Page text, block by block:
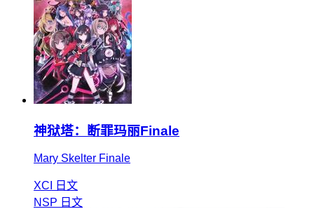
神狱塔：断罪玛丽Finale
Mary Skelter Finale
XCI
日文
NSP 日文